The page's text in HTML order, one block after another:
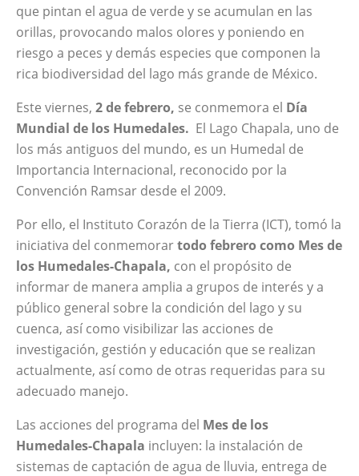
que pintan el agua de verde y se acumulan en las
orillas, provocando malos olores y poniendo en
riesgo a peces y demás especies que componen la
rica biodiversidad del lago más grande de México.
Este viernes, 2 de febrero, se conmemora el Día
Mundial de los Humedales. El Lago Chapala, uno de
los más antiguos del mundo, es un Humedal de
Importancia Internacional, reconocido por la
Convención Ramsar desde el 2009.
Por ello, el Instituto Corazón de la Tierra (ICT), tomó la
iniciativa del conmemorartodo febrero como Mes de
los Humedales-Chapala, con el propósito de
informar de manera amplia a grupos de interés y a
público general sobre la condición del lago y su
cuenca, así como visibilizar las acciones de
investigación, gestión y educación que se realizan
actualmente, así como de otras requeridas para su
adecuado manejo.
Las acciones del programa del Mes de los
Humedales-Chapala incluyen: la instalación de
sistemas de captación de agua de lluvia, entrega de